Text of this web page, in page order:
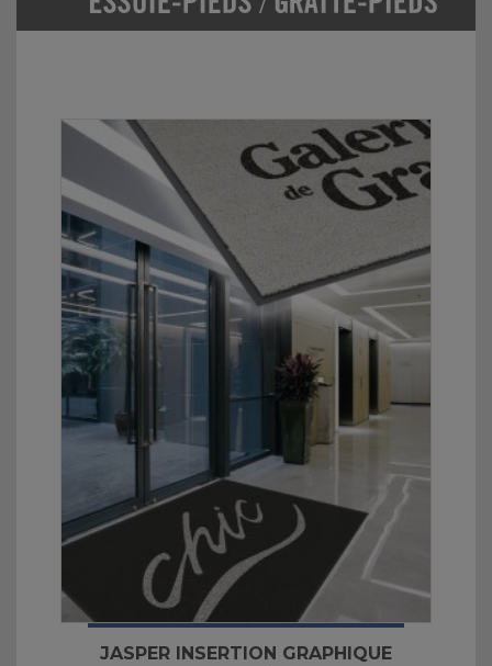
JASPER INSERTION GRAPHIQUE